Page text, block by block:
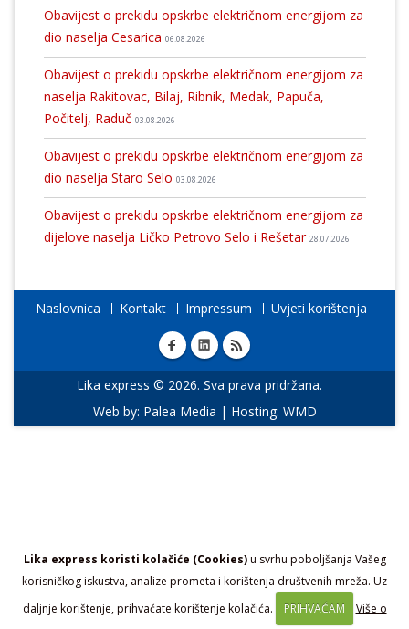
Lika express koristi kolačiće (Cookies)u svrhu poboljšanja Vašeg
korisničkog iskustva, analize prometa i korištenja društvenih mreža. Uz
daljnje korištenje, prihvaćate korištenje kolačića.
PRIHVAĆAM
Više o
Obavijest o prekidu opskrbe električnom energijom za
dio naselja Cesarica 06.08.2026
Obavijest o prekidu opskrbe električnom energijom za
naselja Rakitovac, Bilaj, Ribnik, Medak, Papuča,
Počitelj, Raduč 03.08.2026
Obavijest o prekidu opskrbe električnom energijom za
dio naselja Staro Selo 03.08.2026
Obavijest o prekidu opskrbe električnom energijom za
dijelove naselja Ličko Petrovo Selo i Rešetar 28.07.2026
Naslovnica Kontakt Impressum Uvjeti korištenja
Lika express © 2026. Sva prava pridržana.
Web by: Palea Media | Hosting: WMD